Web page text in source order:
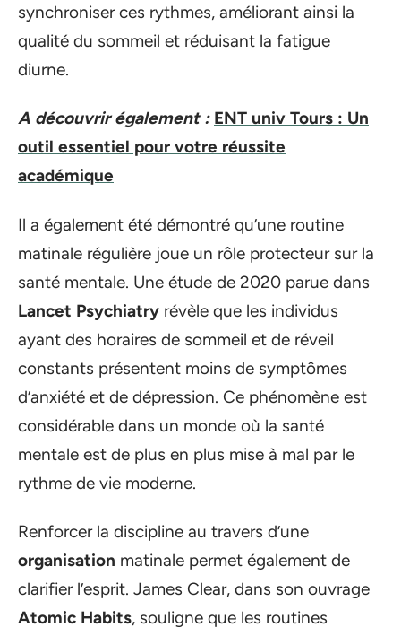
synchroniser ces rythmes, améliorant ainsi la
qualité du sommeil et réduisant la fatigue
diurne.
A découvrir également : ENT univ Tours : Un
outil essentiel pour votre réussite
académique
Il a également été démontré qu’une routine
matinale régulière joue un rôle protecteur sur la
santé mentale. Une étude de 2020 parue dans
Lancet Psychiatry révèle que les individus
ayant des horaires de sommeil et de réveil
constants présentent moins de symptômes
d’anxiété et de dépression. Ce phénomène est
considérable dans un monde où la santé
mentale est de plus en plus mise à mal par le
rythme de vie moderne.
Renforcer la discipline au travers d’une
organisation matinale permet également de
clarifier l’esprit. James Clear, dans son ouvrage
Atomic Habits, souligne que les routines